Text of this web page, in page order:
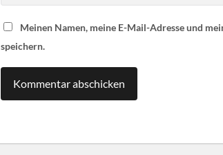
Meinen Namen, meine E-Mail-Adresse und
speichern.